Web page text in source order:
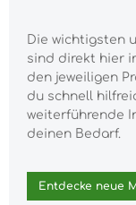
Die wichtigsten
sind direkt hier
den jeweiligen
du schnell
weiterführende
deinen Bedarf.
Entdecke neue